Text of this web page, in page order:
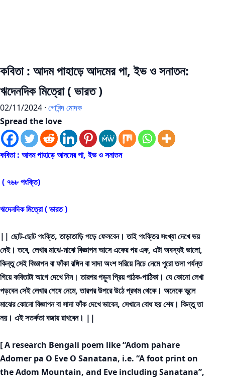
কবিতা : আদম পাহাড়ে আদমের পা, ইভ ও সনাতন:
ঋদেনদিক মিত্রো ( ভারত )
02/11/2024 · গোবিন্দ মোদক
Spread the love
কবিতা : আদম পাহাড়ে আদমের পা, ইভ ও সনাতন
( ৭৬৮ পংক্তি)
ঋদেনদিক মিত্রো ( ভারত )
|| ছোট-ছোট পংক্তি, তাড়াতাড়ি পড়ে ফেলবেন। তাই পংক্তির সংখ্যা দেখে ভয়
নেই। তবে, লেখার মাঝে-মাঝে বিজ্ঞাপন আসে একের পর এক, এটা অবস্যই ভালো,
কিন্তু সেই বিজ্ঞাপন বা ফাঁকা রঙ্গিন বা সাদা অংশ সরিয়ে নিচে নেমে পুরো তলা পর্যন্ত
গিয়ে কবিতাটা আগে দেখে নিন। তারপর পড়ুন প্রিয় পাঠক-পাঠিকা। যে কোনো লেখা
পড়বেন সেই লেখার শেষে নেমে, তারপর উপরে উঠে প্রথম থেকে। অনেকে ভুলে
মাঝের কোনো বিজ্ঞাপন বা সাদা ফাঁক দেখে ভাবেন, সেখানে বোধ হয় শেষ। কিন্তু তা
নয়। এই সতর্কতা বজায় রাখবেন। ||
[ A research Bengali poem like “Adom pahare
Adomer pa O Eve O Sanatana, i.e. “A foot print on
the Adom Mountain, and Eve including Sanatana”,